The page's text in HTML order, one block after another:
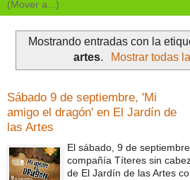
Mostrando entradas con la
artes. Mostrar todas
Sábado 9 de septiembre, 'Mi
amigo el dragón' en El Jardín de
las Artes
El sábado, 9 de
compañía Títeres sin
de El Jardín de las Artes